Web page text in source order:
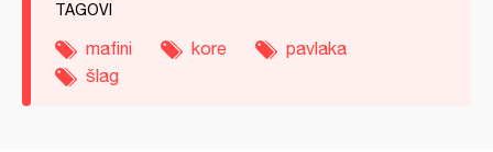
TAGOVI
mafini kore
pavlaka
šlag